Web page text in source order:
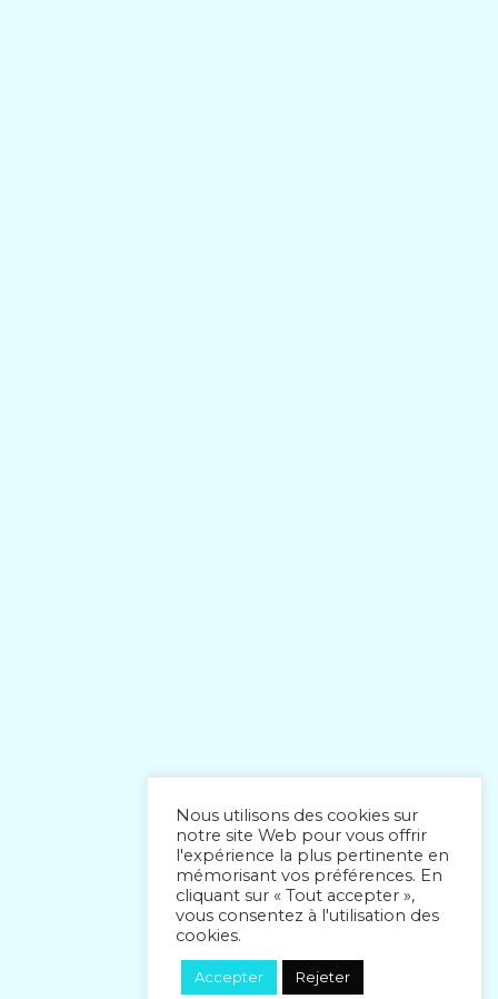
Nous utilisons des cookies sur
notre site Web pour vous offrir
l'expérience la plus pertinente en
mémorisant vos préférences. En
cliquant sur « Tout accepter »,
vous consentez à l'utilisation des
cookies.
Accepter Rejeter